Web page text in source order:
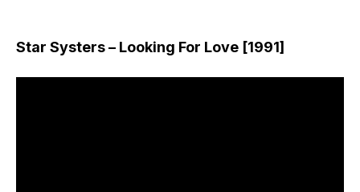
Star Systers – Looking For Love [1991]